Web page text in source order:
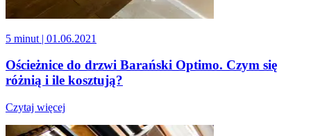
5 minut | 01.06.2021
Ościeżnice do drzwi Barański Optimo. Czym się
różnią i ile kosztują?
Czytaj więcej